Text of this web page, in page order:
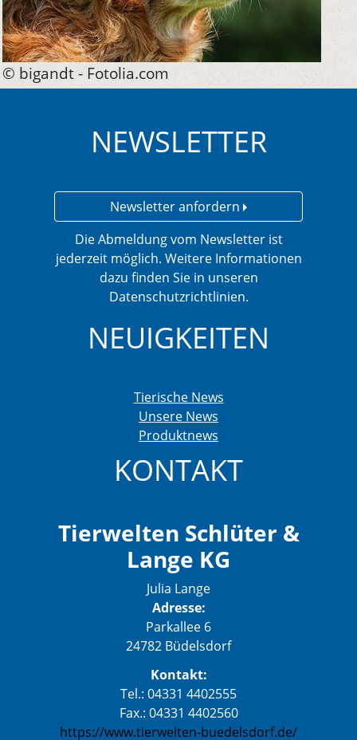
© bigandt - Fotolia.com
NEWSLETTER
Newsletter anfordern
Die Abmeldung vom Newsletter ist
jederzeit möglich. Weitere Informationen
dazu finden Sie in unseren
Datenschutzrichtlinien.
NEUIGKEITEN
Tierische News
Unsere News
Produktnews
KONTAKT
Tierwelten Schlüter &
Lange KG
Julia Lange
Adresse:
Parkallee 6
24782 Büdelsdorf
Kontakt:
Tel.: 04331 4402555
Fax.: 04331 4402560
https://www.tierwelten-buedelsdorf.de/